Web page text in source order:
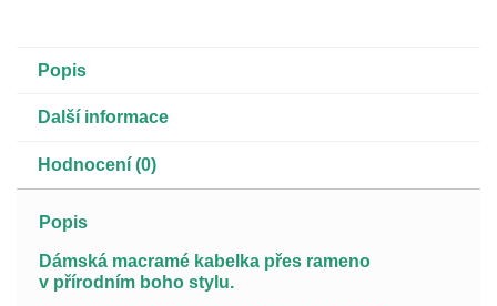
Popis
Další informace
Hodnocení (0)
Popis
Dámská macramé kabelka přes rameno
v přírodním boho stylu.